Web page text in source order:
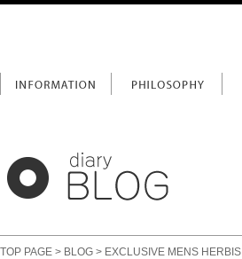
TOP PAGE > BLOG > EXCLUSIVE MENS HERBIS